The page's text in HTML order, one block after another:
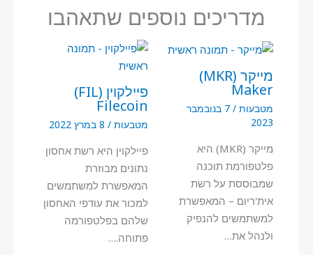
מדריכים נוספים שתאהבו
מייקר (MKR)
Maker
מטבעות /
7 בנובמבר
2023
מייקר (MKR) היא
פלטפורמת תוכנה
שמבוססת על רשת
אית'ריום – המאפשרת
למשתמשים להנפיק
ולנהל את…
פיילקוין (FIL)
Filecoin
מטבעות / 8 במרץ 2022
פיילקוין היא רשת אחסון
נתונים מבוזרת
המאפשרת למשתמשים
למכור את עודפי האחסון
שלהם בפלטפורמה
פתוחה.…